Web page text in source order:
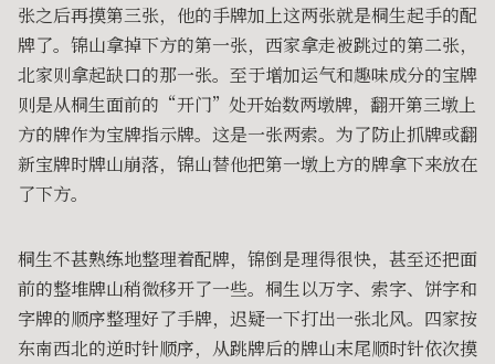
张之后再摸第三张，他的手牌加上这两张就是桐生起手的配
牌了。锦山拿掉下方的第一张，西家拿走被跳过的第二张，
北家则拿起缺口的那一张。至于增加运气和趣味成分的宝牌
则是从桐生面前的“开门”处开始数两墩牌，翻开第三墩上
方的牌作为宝牌指示牌。这是一张两索。为了防止抓牌或翻
新宝牌时牌山崩落，锦山替他把第一墩上方的牌拿下来放在
了下方。
桐生不甚熟练地整理着配牌，锦倒是理得很快，甚至还把面
前的整堆牌山稍微移开了一些。桐生以万字、索字、饼字和
字牌的顺序整理好了手牌，迟疑一下打出一张北风。四家按
东南西北的逆时针顺序，从跳牌后的牌山末尾顺时针依次摸